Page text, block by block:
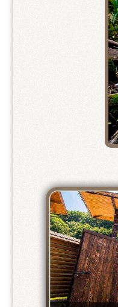
Стандарт покращений 1+1
Стандарт покращений 2+1
3-місний стандарт
2-місний економ
4-місний економ